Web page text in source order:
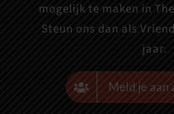
mogelijk te maken in
Steun ons dan als
jaar.
Meld je aan